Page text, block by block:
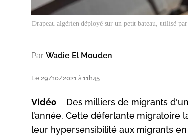
Drapeau algérien déployé sur un petit bateau, utilisé
Par Wadie El Mouden
Le 29/10/2021 à 11h45
Vidéo
Des milliers de migrants
l’année. Cette déferlante migratoire
leur hypersensibilité aux migrants